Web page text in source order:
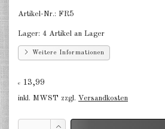
1:285
1:285
Deutschland Panzerwagen u.a.
Artikel-Nr.: FR5
Lager: 4 Artikel an Lager
Weitere Informationen
€ 13,99
inkl. MWST zzgl. Versandkosten